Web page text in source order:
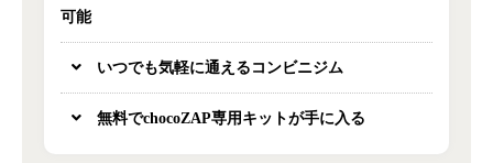
可能
いつでも気軽に通えるコンビニジム
無料でchocoZAP専用キットが手に入る